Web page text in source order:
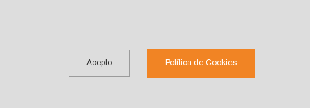
Acepto Política de Cookies